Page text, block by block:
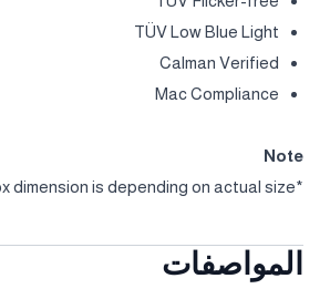
TÜV Low Blue Light
Calman Verified
Mac Compliance
Note
*Box dimension is depending on actual size.
المواصفات